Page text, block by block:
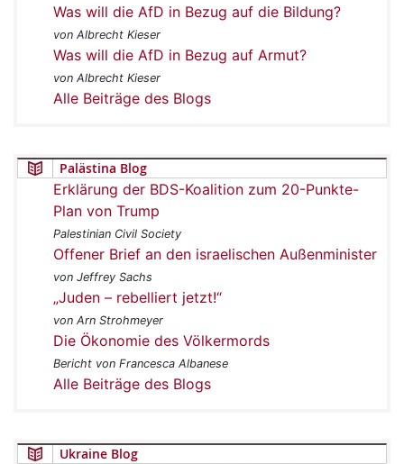
Was will die AfD in Bezug auf die Bildung?
von Albrecht Kieser
Was will die AfD in Bezug auf Armut?
von Albrecht Kieser
Alle Beiträge des Blogs
Palästina Blog
Erklärung der BDS-Koalition zum 20-Punkte-
Plan von Trump
Palestinian Civil Society
Offener Brief an den israelischen Außenminister
von Jeffrey Sachs
„Juden – rebelliert jetzt!“
von Arn Strohmeyer
Die Ökonomie des Völkermords
Bericht von Francesca Albanese
Alle Beiträge des Blogs
Ukraine Blog